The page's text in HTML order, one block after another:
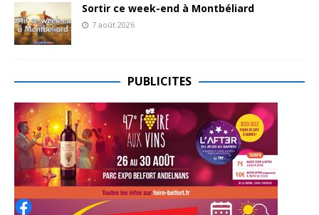
Sortir ce week-end à Montbéliard
7 août 2026
PUBLICITES